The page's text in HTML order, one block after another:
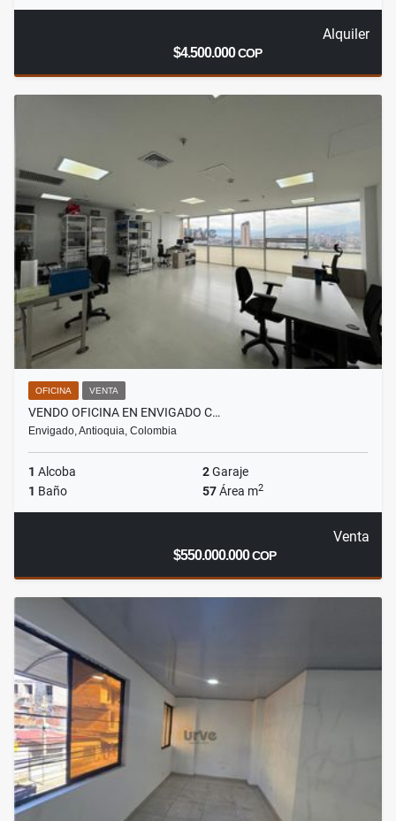
Alquiler
$4.500.000COP
OFICINA VENTA
VENDO OFICINA EN ENVIGADO C…
Envigado, Antioquia, Colombia
1 Alcoba 2Garaje
1 Baño 57Área m2
Venta
$550.000.000COP